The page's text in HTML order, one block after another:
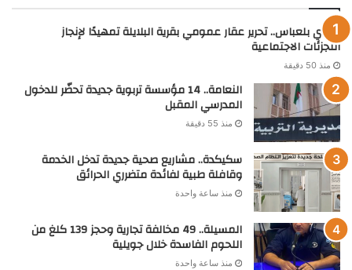
سيدي بلعباس.. تحرير عقار عمومي بقرية البلايلة تمهيدًا لإنجاز
التجزئات الاجتماعية
منذ 50 دقيقة
النعامة.. 14 مؤسسة تربوية جديدة تحضّر للدخول
المدرسي المقبل
منذ 55 دقيقة
سكيكدة.. مشاريع صحية جديدة تدخل الخدمة
وقافلة طبية لفائدة متضرري الحرائق
منذ ساعة واحدة
المسيلة.. 49 مخالفة تجارية وحجز 139 كلغ من
اللحوم الفاسدة خلال جويلية
منذ ساعة واحدة